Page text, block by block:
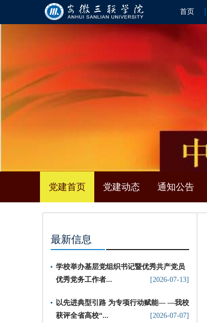
首页
党建首页 党建动态 通知公告
最新信息
学校举办基层党组织书记暨优秀共产党员
优秀党务工作者...
[2026-07-13]
以先进典型引路 为专项行动赋能— —我校
获评全省高校“...
[2026-07-07]